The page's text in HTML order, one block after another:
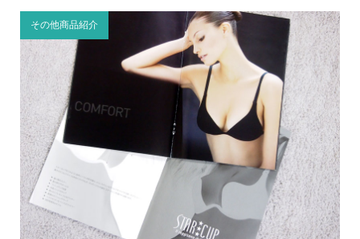
その他商品紹介